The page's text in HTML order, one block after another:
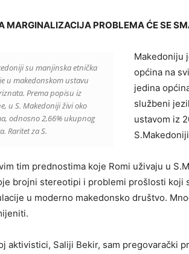
MARGINALIZACIJA PROBLEMA ĆE SE
su manjinska etnička
u makedonskom ustavu
Prema popisu iz
u S. Makedoniji živi oko
odnosno 2,66% ukupnog
Raritet za S.
Makedoniju
općina na
jedina
službeni
ustavom iz
tim prednostima koje Romi uživaju u
brojni stereotipi i problemi prošlosti koji
u moderno makedonsko društvo.
aktivistici, Saliji Bekir, sam pregovarački